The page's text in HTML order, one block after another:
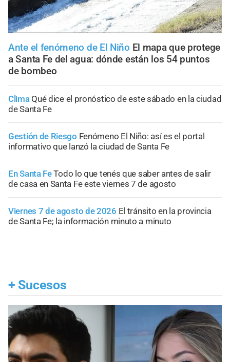
Ante el fenómeno de El Niño El mapa que protege
a Santa Fe del agua: dónde están los 54 puntos
de bombeo
Clima Qué dice el pronóstico de este sábado en la ciudad
de Santa Fe
Gestión de Riesgo Fenómeno El Niño: así es el portal
informativo que lanzó la ciudad de Santa Fe
En Santa FeTodo lo que tenés que saber antes de salir
de casa en Santa Fe este viernes 7 de agosto
Viernes 7 de agosto de 2026 El tránsito en la provincia
de Santa Fe; la información minuto a minuto
+ Sucesos